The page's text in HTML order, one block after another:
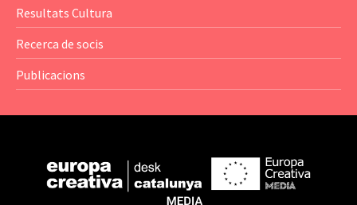
Resultats Cultura
Recerca de socis
Publicacions